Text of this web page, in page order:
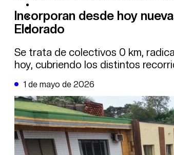
DATA FIRME
DE LA TRIBUNA TV
Incorporan desde hoy
Eldorado
Se trata de colectivos 0 km,
hoy, cubriendo los distintos
1 de mayo de 2026